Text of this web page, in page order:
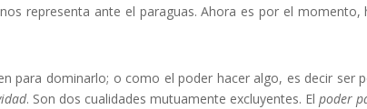
representa ante el paraguas. Ahora es por el
para dominarlo; o como el poder hacer algo, es decir ser
. Son dos cualidades mutuamente excluyentes. Elpoder